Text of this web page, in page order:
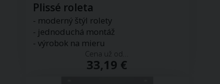
Plissé roleta
- moderný štýl rolety
- jednoduchá montáž
- výrobok na mieru
Cena už od...
33,19 €